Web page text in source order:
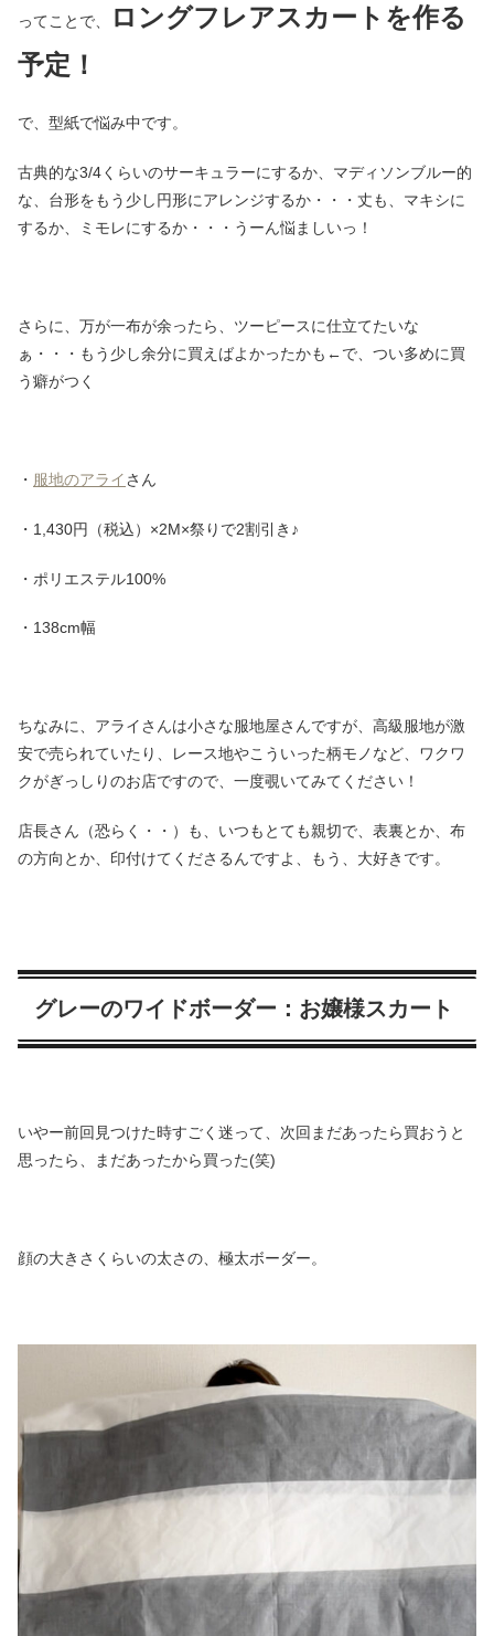
ってことで、
ロングフレアスカートを作る
予定！
で、型紙で悩み中です。
古典的な3/4くらいのサーキュラーにするか、マディソンブルー的
な、台形をもう少し円形にアレンジするか・・・丈も、マキシに
するか、ミモレにするか・・・うーん悩ましいっ！
さらに、万が一布が余ったら、ツーピースに仕立てたいな
ぁ・・・もう少し余分に買えばよかったかも←で、つい多めに買
う癖がつく
・ 服地のアライさん
・1,430円（税込）×2M×祭りで2割引き♪
・ポリエステル100%
・138cm幅
ちなみに、アライさんは小さな服地屋さんですが、高級服地が激
安で売られていたり、レース地やこういった柄モノなど、ワクワ
クがぎっしりのお店ですので、一度覗いてみてください！
店長さん（恐らく・・）も、いつもとても親切で、表裏とか、布
の方向とか、印付けてくださるんですよ、もう、大好きです。
グレーのワイドボーダー：お嬢様スカート
いやー前回見つけた時すごく迷って、次回まだあったら買おうと
思ったら、まだあったから買った(笑)
顔の大きさくらいの太さの、極太ボーダー。